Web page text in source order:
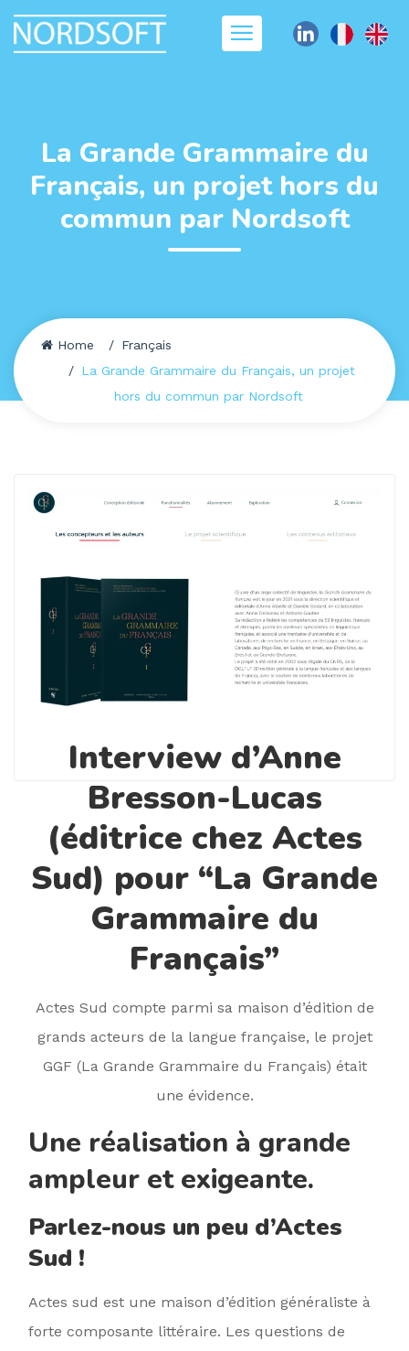
La Grande Grammaire du
Français, un projet hors du
commun par Nordsoft
Home
Français
La Grande Grammaire du Français, un projet
hors du commun par Nordsoft
Interview d’Anne
Bresson-Lucas
(éditrice chez Actes
Sud) pour “La Grande
Grammaire du
Français”
Actes Sud compte parmi sa maison d’édition de
grands acteurs de la langue française, le projet
GGF (La Grande Grammaire du Français) était
une évidence.
Une réalisation à grande
ampleur et exigeante.
Parlez-nous un peu d’Actes
Sud !
Actes sud est une maison d’édition généraliste à
forte composante littéraire. Les questions de